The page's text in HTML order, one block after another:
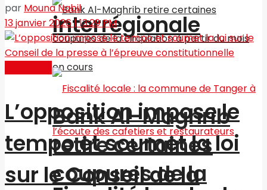
Bank Al-Maghrib
retire certaines
coupures de la
interrégionale
par Mouna Nabil
13 janvier 2026 | 13:29 PM
L’opposition impose le
tempo et soumet la loi
sur le Conseil de la